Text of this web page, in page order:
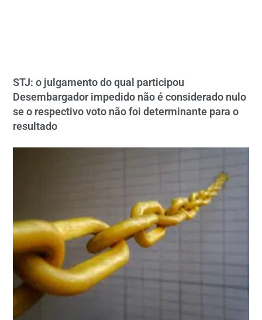
STJ: o julgamento do qual participou
Desembargador impedido não é considerado nulo
se o respectivo voto não foi determinante para o
resultado